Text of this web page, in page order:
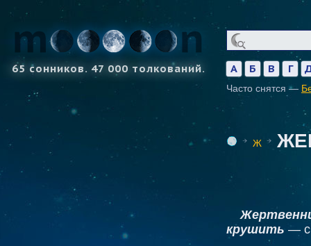
65 сонников. 47 000 толкований. А Б В Г
Часто снятся —
Ж
крушить —